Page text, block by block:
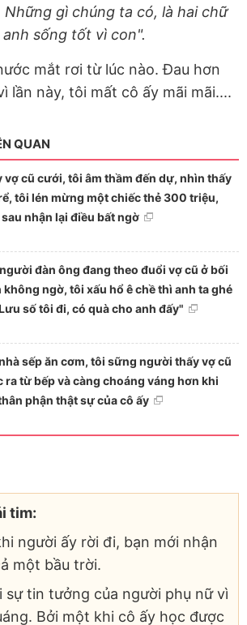
Những gì chúng ta có, là hai chữ
sống tốt vì con".
mắt rơi từ lúc nào. Đau hơn
lần này, tôi mất cô ấy mãi mãi....
QUAN
vợ cũ cưới, tôi âm thầm đến dự, nhìn thấy
tôi lén mừng một chiếc thẻ 300 triệu,
nhận lại điều bất ngờ
đàn ông đang theo đuổi vợ cũ ở bối
không ngờ, tôi xấu hổ ê chề thì anh ta ghé
số tôi đi, có quà cho anh đấy"
sếp ăn cơm, tôi sững người thấy vợ cũ
ra từ bếp và càng choáng váng hơn khi
phận thật sự của cô ấy
tim:
người ấy rời đi, bạn mới nhận
một bầu trời.
sự tin tưởng của người phụ nữ vì
Bởi một khi cô ấy học được